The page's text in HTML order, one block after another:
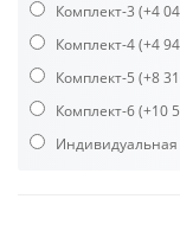
Комплект-3 (+4
Комплект-4(+4
Комплект-5 (+8
Комплект-6(+10